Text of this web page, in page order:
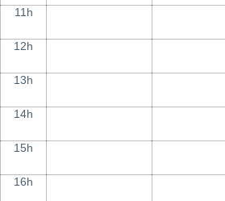
11h
12h
13h
14h
15h
16h